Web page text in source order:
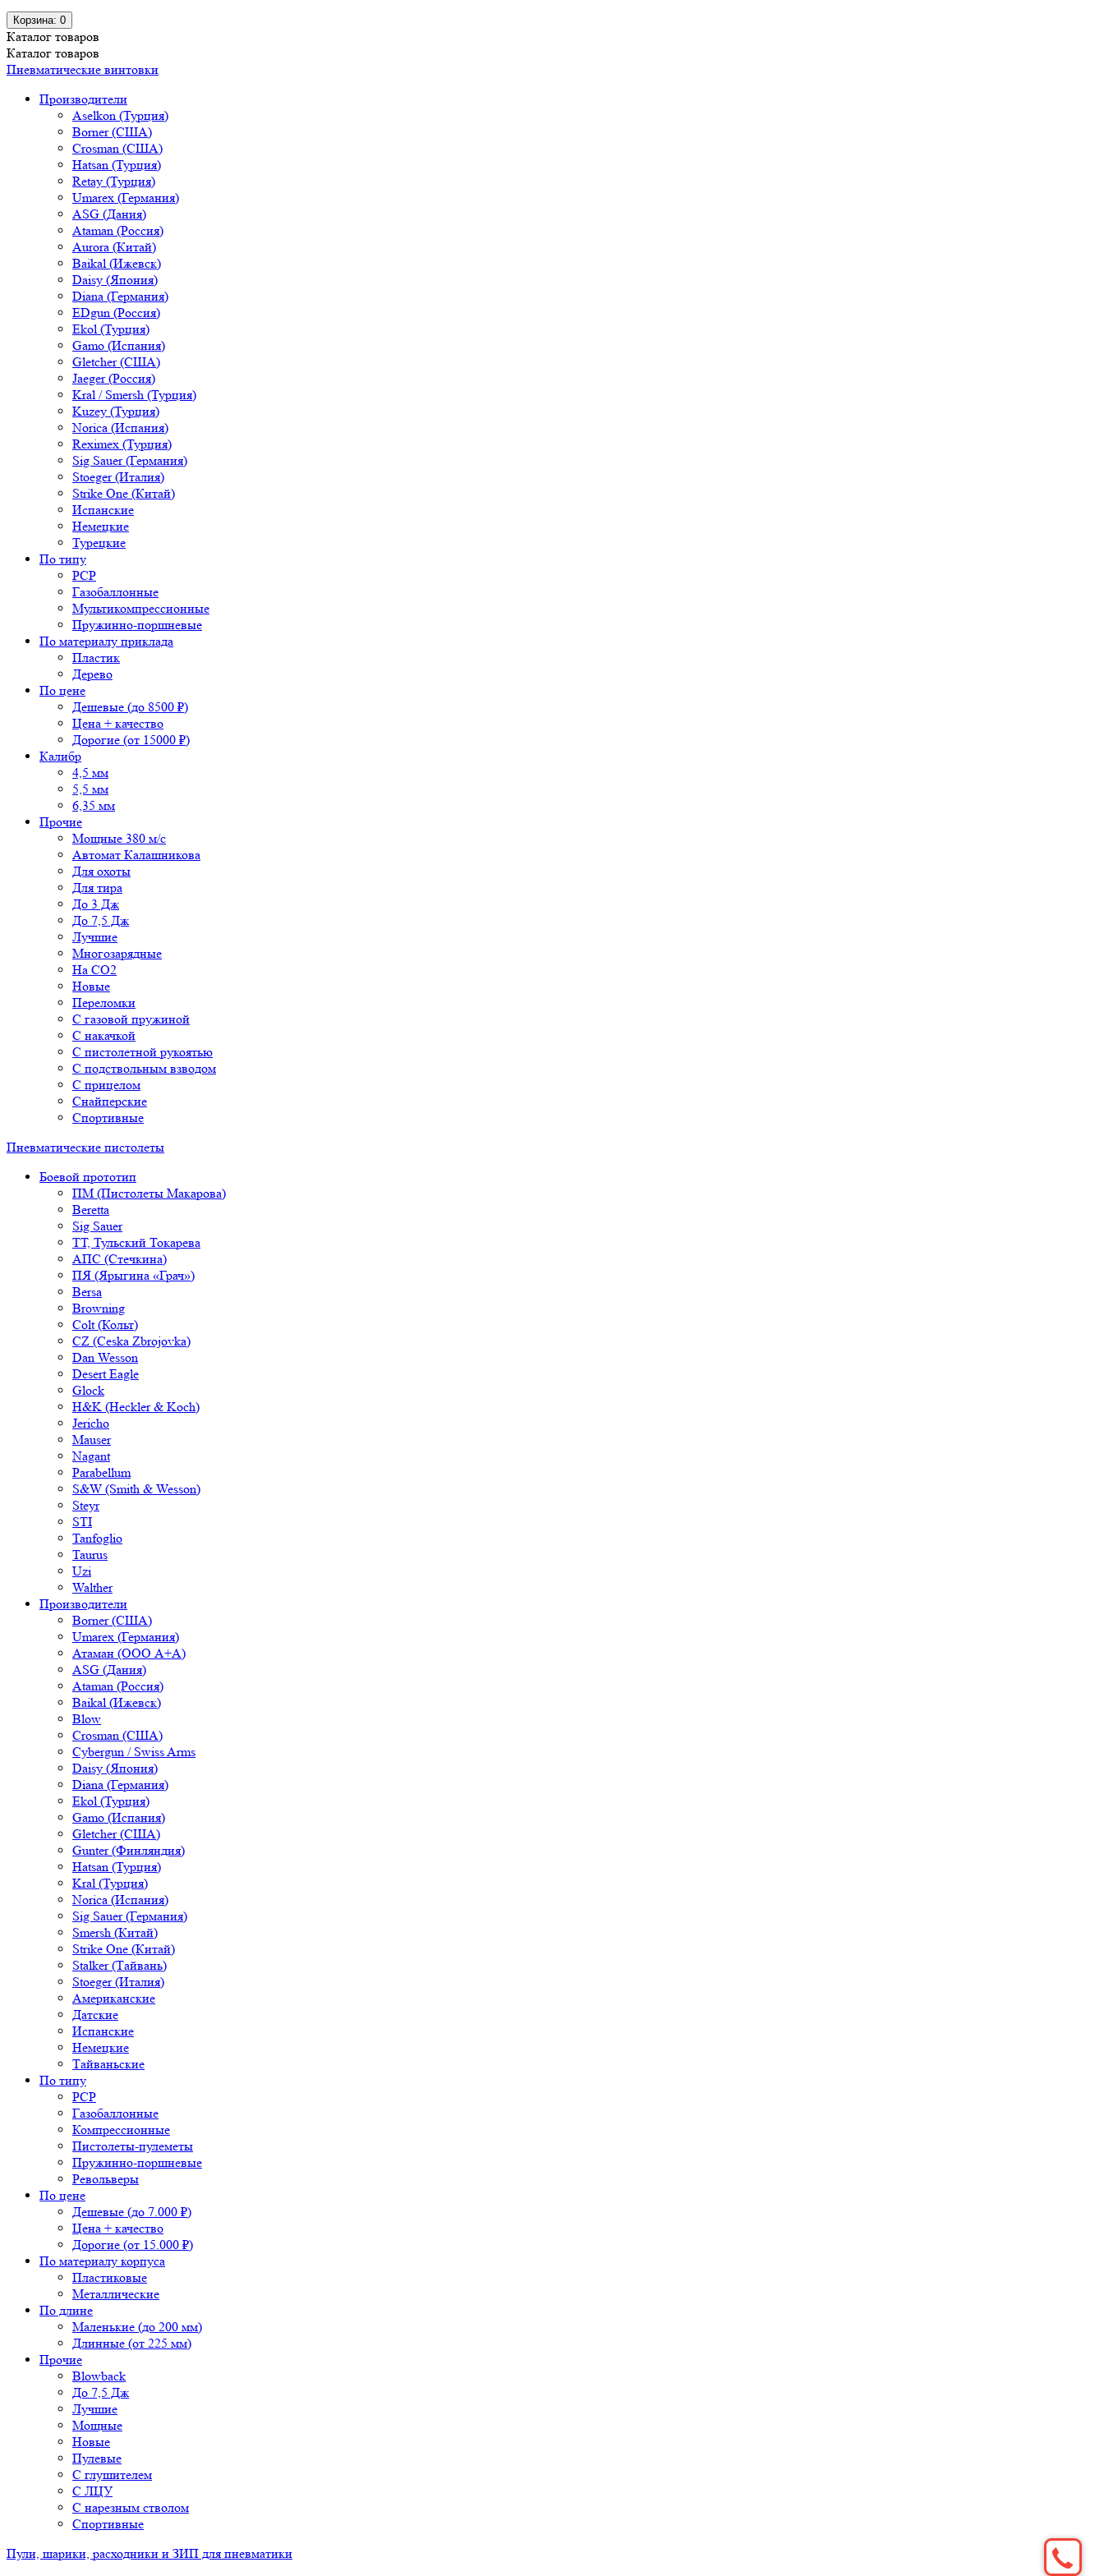
Корзина: 0
Каталог товаров
Каталог товаров
Пневматические винтовки
Производители
Aselkon (Турция)
Borner (США)
Crosman (США)
Hatsan (Турция)
Retay (Турция)
Umarex (Германия)
ASG (Дания)
Ataman (Россия)
Aurora (Китай)
Baikal (Ижевск)
Daisy (Япония)
Diana (Германия)
EDgun (Россия)
Ekol (Турция)
Gamo (Испания)
Gletcher (США)
Jaeger (Россия)
Kral / Smersh (Турция)
Kuzey (Турция)
Norica (Испания)
Reximex (Турция)
Sig Sauer (Германия)
Stoeger (Италия)
Strike One (Китай)
Испанские
Немецкие
Турецкие
По типу
PCP
Газобаллонные
Мультикомпрессионные
Пружинно-поршневые
По материалу приклада
Пластик
Дерево
По цене
Дешевые (до 8500 ₽)
Цена + качество
Дорогие (от 15000 ₽)
Калибр
4,5 мм
5,5 мм
6,35 мм
Прочие
Мощные 380 м/с
Автомат Калашникова
Для охоты
Для тира
До 3 Дж
До 7,5 Дж
Лучшие
Многозарядные
На CO2
Новые
Переломки
С газовой пружиной
С накачкой
С пистолетной рукоятью
С подствольным взводом
С прицелом
Снайперские
Спортивные
Пневматические пистолеты
Боевой прототип
ПМ (Пистолеты Макарова)
Beretta
Sig Sauer
ТТ, Тульский Токарева
АПС (Стечкина)
ПЯ (Ярыгина «Грач»)
Bersa
Browning
Colt (Кольт)
CZ (Ceska Zbrojovka)
Dan Wesson
Desert Eagle
Glock
H&K (Heckler & Koch)
Jericho
Mauser
Nagant
Parabellum
S&W (Smith & Wesson)
Steyr
STI
Tanfoglio
Taurus
Uzi
Walther
Производители
Borner (США)
Umarex (Германия)
Атаман (ООО А+А)
ASG (Дания)
Ataman (Россия)
Baikal (Ижевск)
Blow
Crosman (США)
Cybergun / Swiss Arms
Daisy (Япония)
Diana (Германия)
Ekol (Турция)
Gamo (Испания)
Gletcher (США)
Gunter (Финляндия)
Hatsan (Турция)
Kral (Турция)
Norica (Испания)
Sig Sauer (Германия)
Smersh (Китай)
Strike One (Китай)
Stalker (Тайвань)
Stoeger (Италия)
Американские
Датские
Испанские
Немецкие
Тайваньские
По типу
PCP
Газобаллонные
Компрессионные
Пистолеты-пулеметы
Пружинно-поршневые
Револьверы
По цене
Дешевые (до 7.000 ₽)
Цена + качество
Дорогие (от 15.000 ₽)
По материалу корпуса
Пластиковые
Металлические
По длине
Маленькие (до 200 мм)
Длинные (от 225 мм)
Прочие
Blowback
До 7,5 Дж
Лучшие
Мощные
Новые
Пулевые
С глушителем
С ЛЦУ
С нарезным стволом
Спортивные
Пули, шарики, расходники и ЗИП для пневматики